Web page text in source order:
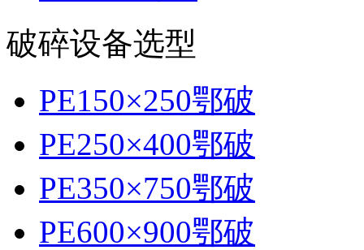
破碎设备选型
PE150×250鄂破
PE250×400鄂破
PE350×750鄂破
PE600×900鄂破